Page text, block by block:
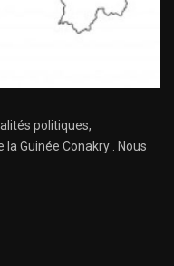
politiques,
Guinée Conakry . Nous